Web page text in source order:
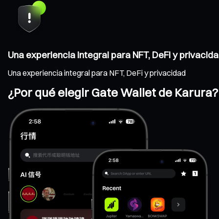
Una experiencia integral para NFT, DeFi y
Una experiencia integral para NFT, DeFi y privacidad
¿Por qué elegir Gate Wallet de Karura?